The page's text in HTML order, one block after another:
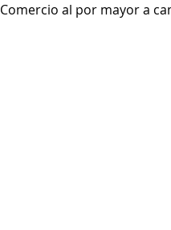
Comercio al por mayor a